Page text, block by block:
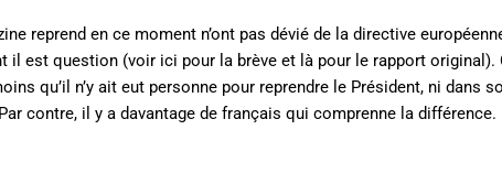
reprend en ce moment n’ont pas dévié de la directive
il est question (voir ici pour la brève et là pour le rapport original).
qu’il n’y ait eut personne pour reprendre le Président, ni dans
contre, il y a davantage de français qui comprenne la différence.